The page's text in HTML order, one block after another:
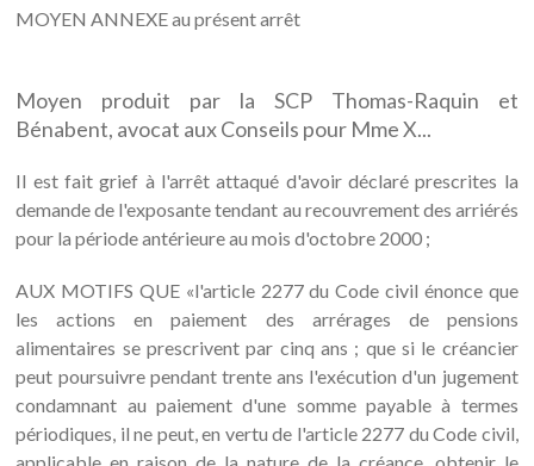
MOYEN ANNEXE au présent arrêt
Moyen produit par la SCP Thomas-Raquin et
Bénabent, avocat aux Conseils pour Mme X...
Il est fait grief à l'arrêt attaqué d'avoir déclaré prescrites la
demande de l'exposante tendant au recouvrement des arriérés
pour la période antérieure au mois d'octobre 2000 ;
AUX MOTIFS QUE «l'article 2277 du Code civil énonce que
les actions en paiement des arrérages de pensions
alimentaires se prescrivent par cinq ans ; que si le créancier
peut poursuivre pendant trente ans l'exécution d'un jugement
condamnant au paiement d'une somme payable à termes
périodiques, il ne peut, en vertu de l'article 2277 du Code civil,